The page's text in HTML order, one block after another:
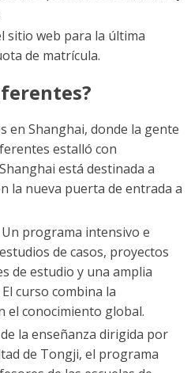
sitio web para la última
de matrícula.
en Shanghai, donde la gente
estalló con
está destinada a
la nueva puerta de entrada a
Un programa intensivo e
de casos, proyectos
de estudio y una amplia
curso combina la
el conocimiento global.
la enseñanza dirigida por
de Tongji, el programa